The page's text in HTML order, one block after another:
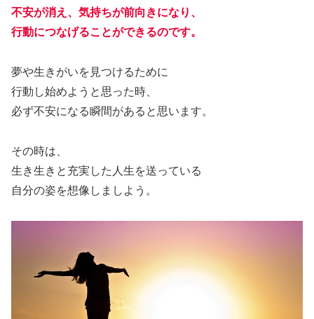
不安が消え、気持ちが前向きになり、
行動につなげることができるのです。
夢や生きがいを見つけるために
行動し始めようと思った時、
必ず不安になる瞬間があると思います。
その時は、
生き生きと充実した人生を送っている
自分の姿を想像しましよう。